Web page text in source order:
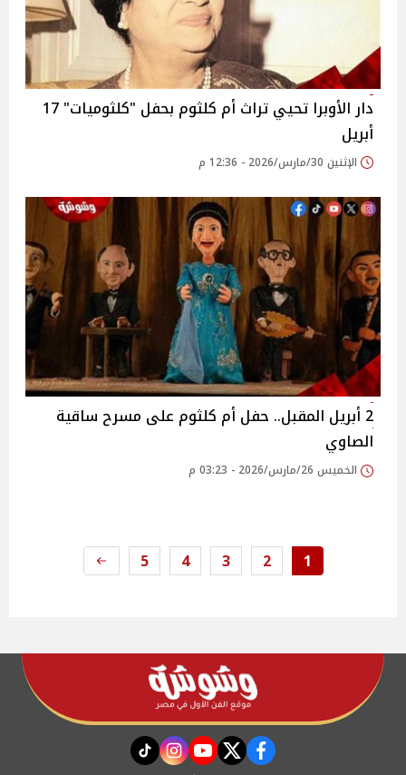
دار الأوبرا تحيي تراث أم كلثوم بحفل "كلثوميات" 17
أبريل
الإثنين 30/مارس/2026 - 12:36 م
2 أبريل المقبل.. حفل أم كلثوم على مسرح ساقية
الصاوي
الخميس 26/مارس/2026 - 03:23 م
1
2
3
4
5
facebook
twitter
youtube
instagram
tiktok